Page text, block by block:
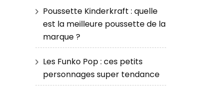
Poussette Kinderkraft : quelle
est la meilleure poussette de la
marque ?
Les Funko Pop : ces petits
personnages super tendance